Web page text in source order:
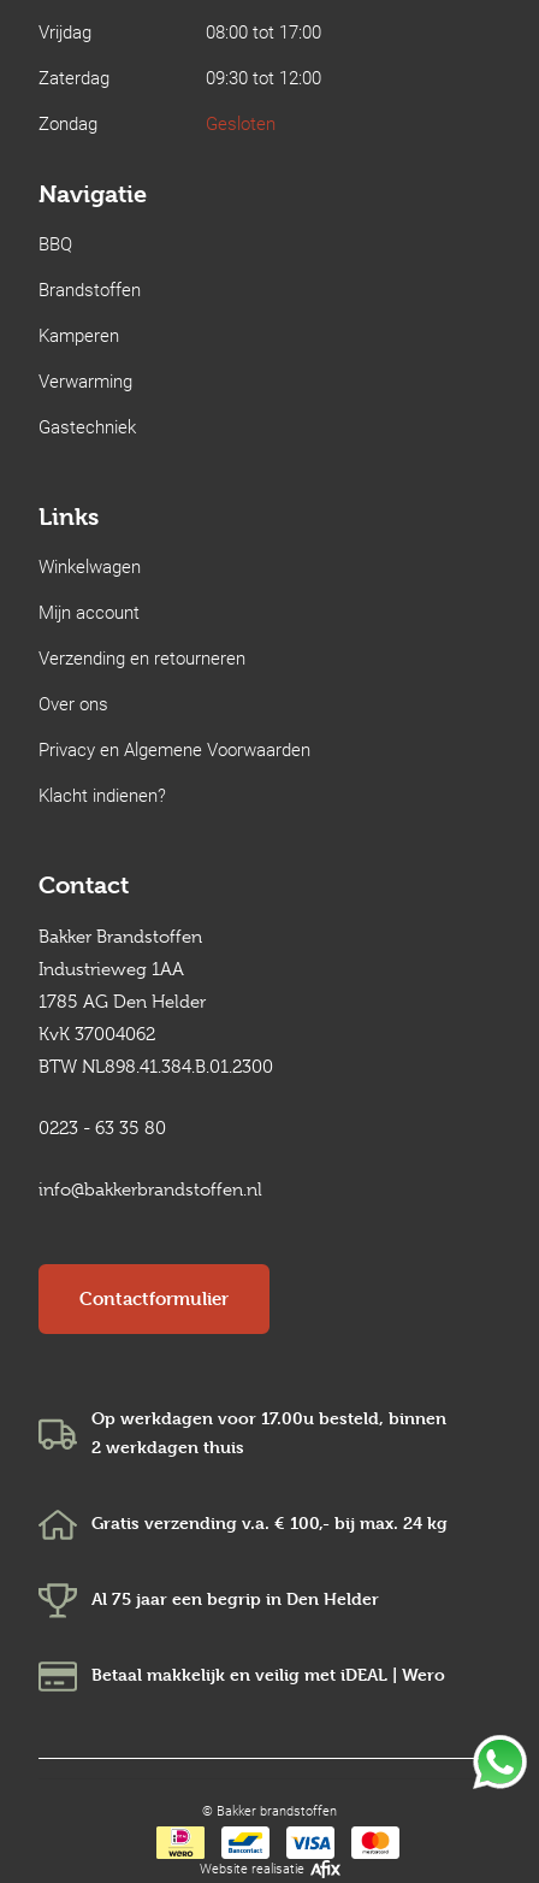
Vrijdag
08:00 tot 17:00
Zaterdag
09:30 tot 12:00
Zondag
Gesloten
Navigatie
BBQ
Brandstoffen
Kamperen
Verwarming
Gastechniek
Links
Winkelwagen
Mijn account
Verzending en retourneren
Over ons
Privacy en Algemene Voorwaarden
Klacht indienen?
Contact
Bakker Brandstoffen
Industrieweg 1AA
1785 AG Den Helder
KvK 37004062
BTW NL898.41.384.B.01.2300
0223 - 63 35 80
info@bakkerbrandstoffen.nl
Contactformulier
Op werkdagen voor 17.00u besteld, binnen
2 werkdagen thuis
Gratis verzending v.a. € 100,- bij max. 24 kg
Al 75 jaar een begrip in Den Helder
Betaal makkelijk en veilig met iDEAL | Wero
© Bakker brandstoffen
Website realisatie